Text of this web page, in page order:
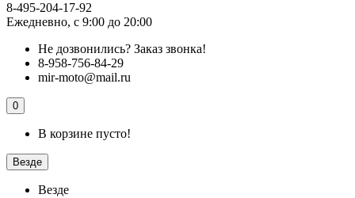
8-495-204-17-92
Ежедневно, с 9:00 до 20:00
Не дозвонились? Заказ звонка!
8-958-756-84-29
mir-moto@mail.ru
0
В корзине пусто!
Везде
Везде